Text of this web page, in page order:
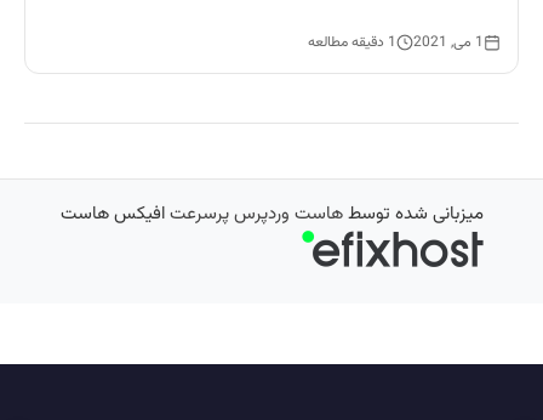
1 می, 2021 1 دقیقه مطالعه
میزبانی شده توسطهاست وردپرس پرسرعتافیکس هاست